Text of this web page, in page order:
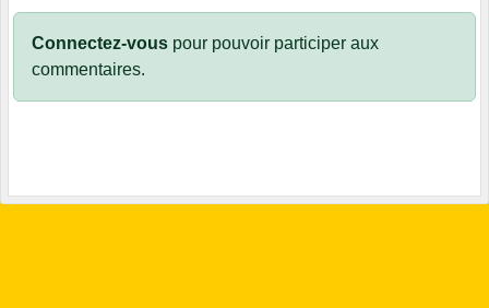
Connectez-vous pour pouvoir participer aux
commentaires.